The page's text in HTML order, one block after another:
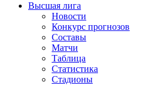
Высшая лига
Новости
Конкурс прогнозов
Составы
Матчи
Таблица
Статистика
Стадионы